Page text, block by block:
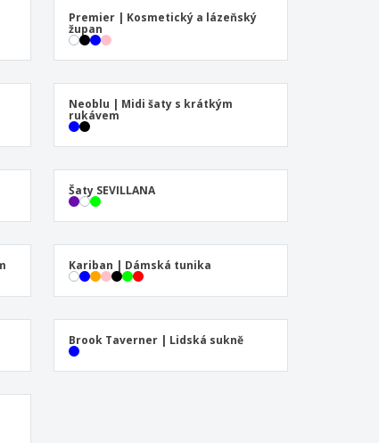
Premier | Kosmetický a lázeňský
župan
Neoblu | Midi šaty s krátkým
rukávem
Šaty SEVILLANA
Kariban | Dámská tunika
Brook Taverner | Lidská sukně